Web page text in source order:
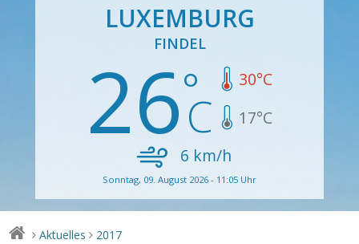
LUXEMBURG
FINDEL
26 30°C
17°C
6 km/h
Sonntag, 09. August 2026 - 11:05 Uhr
> Aktuelles > 2017